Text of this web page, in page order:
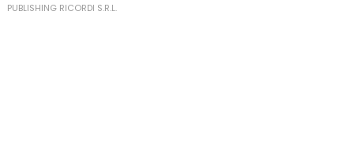
PUBLISHING RICORDI S.R.L.